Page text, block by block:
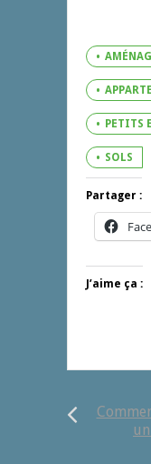
PETITS
SOLS
Partager :
J’aime ça :